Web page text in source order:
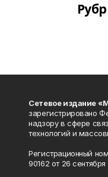
Сетевое издание
зарегистрировано
надзору в сфере
технологий и
Регистрационный
90162 от 26 сентября